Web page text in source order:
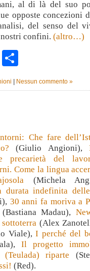
al di là del suo
opposte concezioni
del senso del
nostri confini. (altro…)
WhatsApp
| Nessun commento »
Che fare
(Giulio Angioni),
precarietà del
Come la lingua
(Michela
durata indefinita
30 anni fa moriva a
Madau),
(Alex
Viale),I perché del
Il progetto
(Teulada) riparte
(Red).